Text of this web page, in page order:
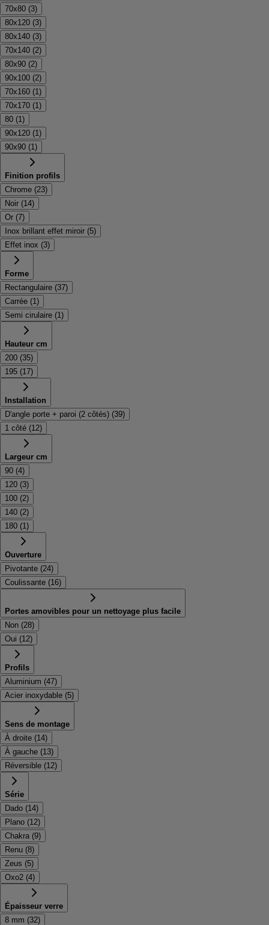
70x80 (3)
80x120 (3)
80x140 (3)
70x140 (2)
80x90 (2)
90x100 (2)
70x160 (1)
70x170 (1)
80 (1)
90x120 (1)
90x90 (1)
Finition profils
Chrome (23)
Noir (14)
Or (7)
Inox brillant effet miroir (5)
Effet inox (3)
Forme
Rectangulaire (37)
Carrée (1)
Semi cirulaire (1)
Hauteur cm
200 (35)
195 (17)
Installation
D'angle porte + paroi (2 côtés) (39)
1 côté (12)
Largeur cm
90 (4)
120 (3)
100 (2)
140 (2)
180 (1)
Ouverture
Pivotante (24)
Coulissante (16)
Portes amovibles pour un nettoyage plus facile
Non (28)
Oui (12)
Profils
Aluminium (47)
Acier inoxydable (5)
Sens de montage
À droite (14)
À gauche (13)
Réversible (12)
Série
Dado (14)
Plano (12)
Chakra (9)
Renu (8)
Zeus (5)
Oxo2 (4)
Épaisseur verre
8 mm (32)